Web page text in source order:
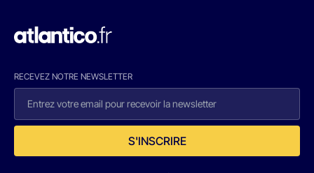
RECEVEZ NOTRE NEWSLETTER
S'INSCRIRE